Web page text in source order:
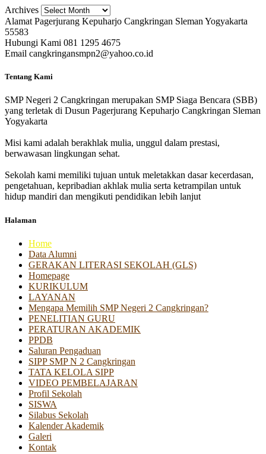
Archives
Alamat Pagerjurang Kepuharjo Cangkringan Sleman Yogyakarta
55583
Hubungi Kami 081 1295 4675
Email cangkringansmpn2@yahoo.co.id
Tentang Kami
SMP Negeri 2 Cangkringan merupakan SMP Siaga Bencara (SBB)
yang terletak di Dusun Pagerjurang Kepuharjo Cangkringan Sleman
Yogyakarta
Misi kami adalah berakhlak mulia, unggul dalam prestasi,
berwawasan lingkungan sehat.
Sekolah kami memiliki tujuan untuk meletakkan dasar kecerdasan,
pengetahuan, kepribadian akhlak mulia serta ketrampilan untuk
hidup mandiri dan mengikuti pendidikan lebih lanjut
Halaman
Home
Data Alumni
GERAKAN LITERASI SEKOLAH (GLS)
Homepage
KURIKULUM
LAYANAN
Mengapa Memilih SMP Negeri 2 Cangkringan?
PENELITIAN GURU
PERATURAN AKADEMIK
PPDB
Saluran Pengaduan
SIPP SMP N 2 Cangkringan
TATA KELOLA SIPP
VIDEO PEMBELAJARAN
Profil Sekolah
SISWA
Silabus Sekolah
Kalender Akademik
Galeri
Kontak